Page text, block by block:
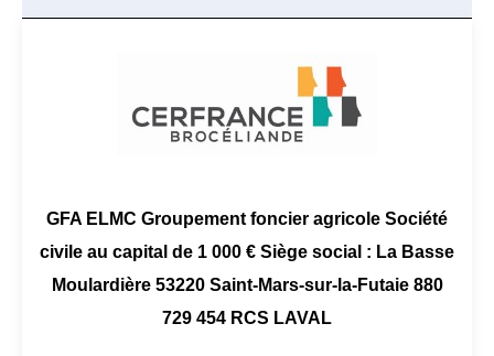
GFA ELMC Groupement foncier agricole Société
civile au capital de 1 000 € Siège social : La Basse
Moulardière 53220 Saint-Mars-sur-la-Futaie 880
729 454 RCS LAVAL